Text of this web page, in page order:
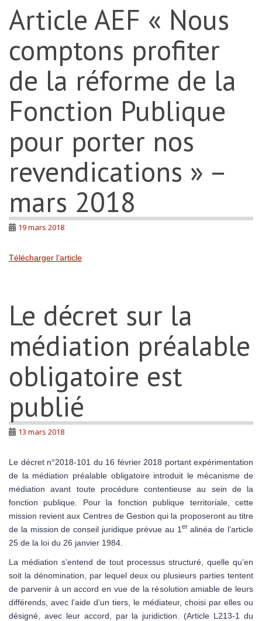
Article AEF « Nous
comptons profiter
de la réforme de la
Fonction Publique
pour porter nos
revendications » –
mars 2018
19 mars 2018
Télécharger l’article
Le décret sur la
médiation préalable
obligatoire est
publié
13 mars 2018
Le décret n°2018-101 du 16 février 2018 portant expérimentation
de la médiation préalable obligatoire introduit le mécanisme de
médiation avant toute procédure contentieuse au sein de la
fonction publique. Pour la fonction publique territoriale, cette
mission revient aux Centres de Gestion qui la proposeront au titre
de la mission de conseil juridique prévue au 1 eralinéa de l’article
25 de la loi du 26 janvier 1984.
La médiation s’entend de tout processus structuré, quelle qu’en
soit la dénomination, par lequel deux ou plusieurs parties tentent
de parvenir à un accord en vue de la résolution amiable de leurs
différends, avec l’aide d’un tiers, le médiateur, choisi par elles ou
désigné, avec leur accord, par la juridiction. (Article L213-1 du